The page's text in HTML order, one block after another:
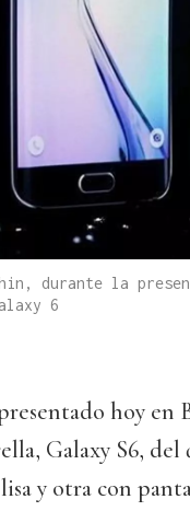
durante la
6
hoy en
Galaxy S6, del
y otra con